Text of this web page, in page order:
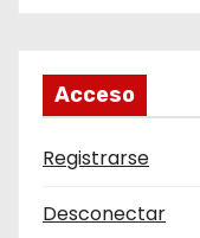
Acceso
Registrarse
Desconectar